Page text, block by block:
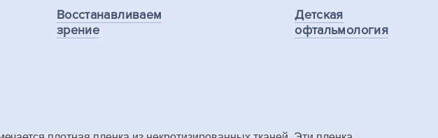
Восстанавливаем
зрение
Детская
офтальмология